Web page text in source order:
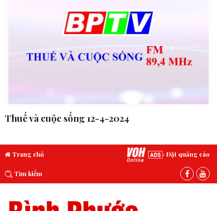
Thuế và cuộc sống 12-4-2024
Trang chủ Đặt quảng cáo
Tìm kiếm